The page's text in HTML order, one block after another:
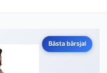
Bästa bärsjal